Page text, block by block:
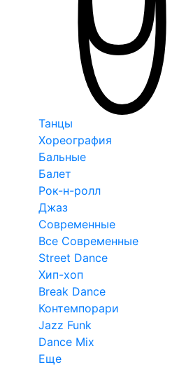
Танцы
Хореография
Бальные
Балет
Рок-н-ролл
Джаз
Современные
Все Современные
Street Dance
Хип-хоп
Break Dance
Контемпорари
Jazz Funk
Dance Mix
Еще